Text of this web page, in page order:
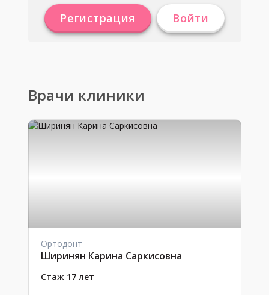
Регистрация Войти
Врачи клиники
Ортодонт
Ширинян Карина Саркисовна
Стаж 17 лет